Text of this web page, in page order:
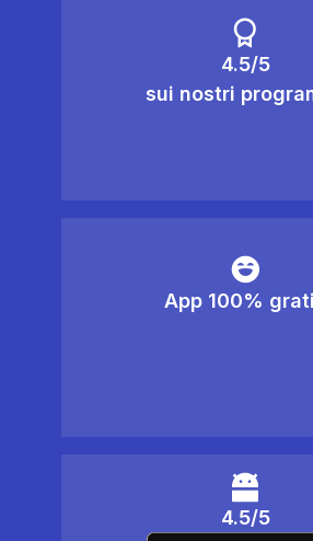
4.5/5
sui nostri
App 100%
4.5/5